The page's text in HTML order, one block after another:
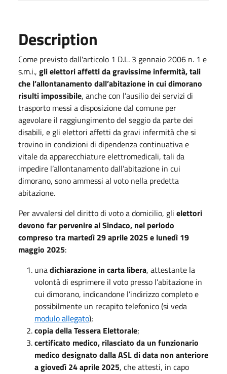
Description
Come previsto dall'articolo 1 D.L. 3 gennaio 2006 n. 1 e
s.m.i., gli elettori affetti da gravissime infermità, tali
che l’allontanamento dall’abitazione in cui dimorano
risulti impossibile, anche con l’ausilio dei servizi di
trasporto messi a disposizione dal comune per
agevolare il raggiungimento del seggio da parte dei
disabili, e gli elettori affetti da gravi infermità che si
trovino in condizioni di dipendenza continuativa e
vitale da apparecchiature elettromedicali, tali da
impedire l’allontanamento dall’abitazione in cui
dimorano, sono ammessi al voto nella predetta
abitazione.
Per avvalersi del diritto di voto a domicilio, gli elettori
devono far pervenire al Sindaco, nel periodo
compreso tra martedì 29 aprile 2025 e lunedì 19
maggio 2025:
unadichiarazione in carta libera, attestante la
volontà di esprimere il voto presso l’abitazione in
cui dimorano, indicandone l’indirizzo completo e
possibilmente un recapito telefonico (si veda
modulo allegato);
copia della Tessera Elettorale;
certificato medico, rilasciato da un funzionario
medico designato dalla ASL di data non anteriore
a giovedì 24 aprile 2025, che attesti, in capo